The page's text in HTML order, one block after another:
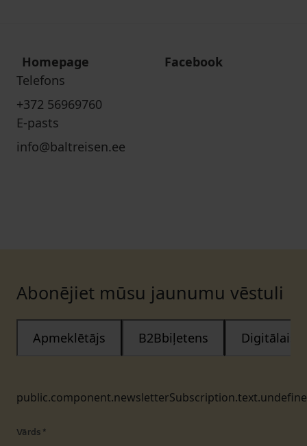
Homepage
Facebook
Telefons
+372 56969760
E-pasts
info@baltreisen.ee
Abonējiet mūsu jaunumu vēstuli
Apmeklētājs B2Bbiļetens Digitālais
Vārds *